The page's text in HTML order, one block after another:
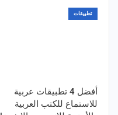
تطبيقات
أفضل 4 تطبيقات عربية
للاستماع للكتب العربية